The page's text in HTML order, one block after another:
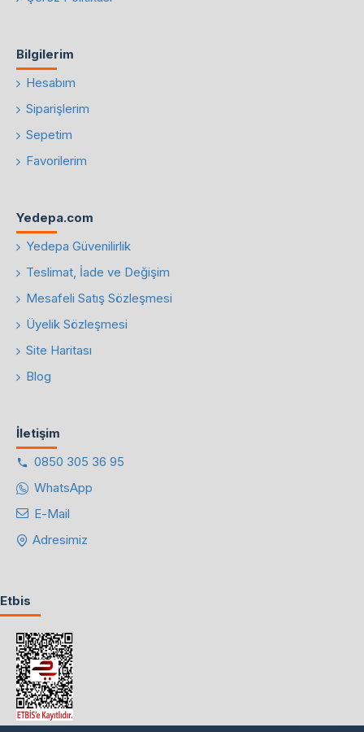
Bilgilerim
Hesabım
Siparişlerim
Sepetim
Favorilerim
Yedepa.com
Yedepa Güvenilirlik
Teslimat, İade ve Değişim
Mesafeli Satış Sözleşmesi
Üyelik Sözleşmesi
Site Haritası
Blog
İletişim
0850 305 36 95
WhatsApp
E-Mail
Adresimiz
Etbis